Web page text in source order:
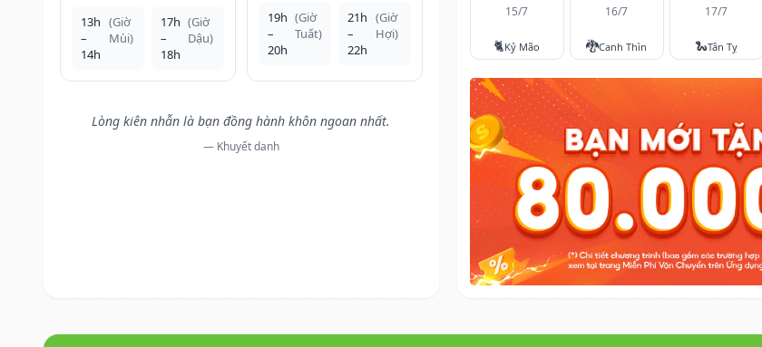
13h
–
14h
(Giờ
Mùi)
17h
–
18h
(Giờ
Dậu)
19h
–
20h
(Giờ
Tuất)
21h
–
22h
(Giờ
Hợi)
Lòng kiên nhẫn là bạn đồng hành khôn ngoan nhất.
— Khuyết danh
15/7
🐈Kỷ Mão
16/7
🐉Canh Thìn
17/7
🐍Tân Tỵ